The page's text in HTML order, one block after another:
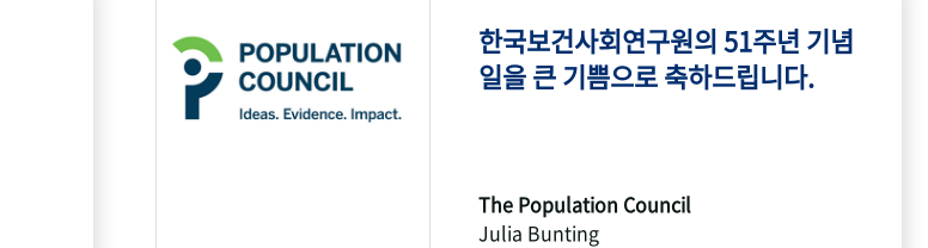
한국보건사회연구원의 51주년 기념
일을 큰 기쁨으로 축하드립니다.
The Population Council
Julia Bunting